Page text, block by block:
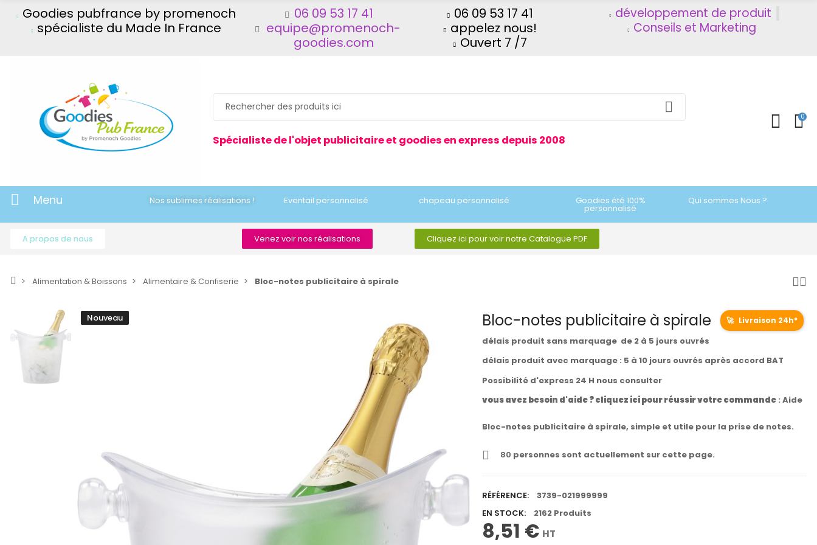
Goodies pubfrance by promenoch
spécialiste du Made In France
06 09 53 17 41
equipe@promenoch-
goodies.com
06 09 53 17 41
appelez nous!
Ouvert 7 /7
développement de produit
Conseils et Marketing
Spécialiste de l'objet publicitaire et goodies en express depuis 2008
0
Menu Nos sublimes réalisations ! Eventail personnalisé chapeau personnalisé Goodies été 100%
personnalisé
Qui sommes Nous ?
A propos de nous Venez voir nos réalisations Cliquez ici pour voir notre Catalogue PDF
Alimentation & Boissons Alimentaire & Confiserie Bloc-notes publicitaire à spirale
Nouveau Bloc-notes publicitaire à spirale 🚀 Livraison 24h*
délais produit sans marquage de 2 à 5 jours ouvrés
délais produit avec marquage : 5 à 10 jours ouvrés après accord BAT
Possibilité d'express 24 H nous consulter
vous avez besoin d'aide ? cliquez ici pour réussir votre commande: Aide
Bloc-notes publicitaire à spirale, simple et utile pour la prise de notes.
80 personnes sont actuellement sur cette page.
RÉFÉRENCE:
3739-021999999
EN STOCK:
2162 Produits
8,51 € HT